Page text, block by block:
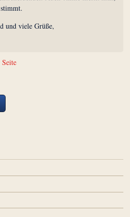
und viele Grüße,